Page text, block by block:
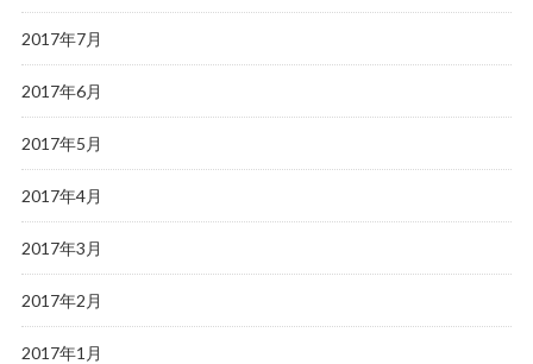
2017年7月
2017年6月
2017年5月
2017年4月
2017年3月
2017年2月
2017年1月